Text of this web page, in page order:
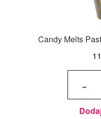
Candy Melts
-
ilość
Pastylki
Białe
125 g -
Wilton